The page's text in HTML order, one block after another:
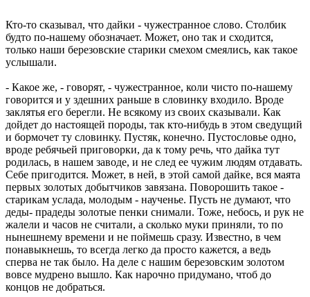
Кто-то сказывал, что дайки - чужестранное слово. Столбик
будто по-нашему обозначает. Может, оно так и сходится,
только наши березовские старики смехом смеялись, как такое
услышали.
- Какое же, - говорят, - чужестранное, коли чисто по-нашему
говорится и у здешних раньше в словинку входило. Вроде
заклятья его берегли. Не всякому из своих сказывали. Как
дойдет до настоящей породы, так кто-нибудь в этом сведущий
и бормочет ту словинку. Пустяк, конечно. Пустословье одно,
вроде ребячьей приговорки, да к тому речь, что дайка тут
родилась, в нашем заводе, и не след ее чужим людям отдавать.
Себе пригодится. Может, в ней, в этой самой дайке, вся маята
первых золотых добытчиков завязана. Поворошить такое -
старикам услада, молодым - наученье. Пусть не думают, что
деды- прадеды золотые пенки снимали. Тоже, небось, и рук не
жалели и часов не считали, а сколько муки приняли, то по
нынешнему времени и не поймешь сразу. Известно, в чем
понавыкнешь, то всегда легко да просто кажется, а ведь
сперва не так было. На деле с нашим березовским золотом
вовсе мудрено вышло. Как нарочно придумано, чтоб до
концов не добраться.